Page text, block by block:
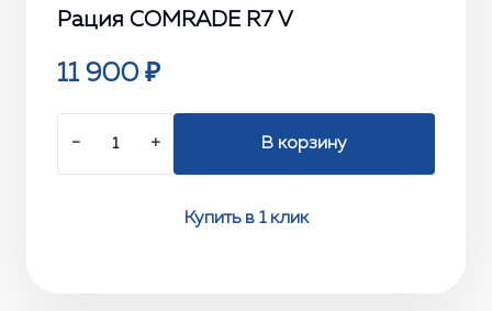
Рация COMRADE R7 V
11 900 ₽
− + В корзину
Купить в 1 клик